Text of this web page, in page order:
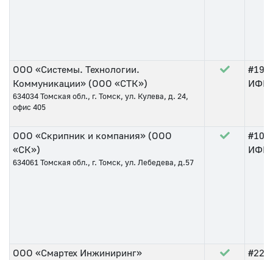
ООО «Системы. Технологии.
Коммуникации» (ООО «СТК»)
634034 Томская обл., г. Томск, ул. Кулева, д. 24,
офис 405
#192
ООО «Скрипник и компания» (ООО
«СК»)
634061 Томская обл., г. Томск, ул. Лебедева, д.57
#100
ООО «Смартех Инжиниринг» #221